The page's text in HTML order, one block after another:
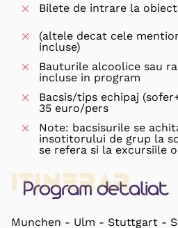
Bilete de intrare la
(altele decat cele
incluse)
Bauturile alcoolice sau
incluse in program
Bacsis/tips echipaj
35 euro/pers
Note: bacsisurile se
insotitorului de grup la
se refera si la excursiile
Program detaliat
Itinerar
Munchen - Ulm - Stuttgart -